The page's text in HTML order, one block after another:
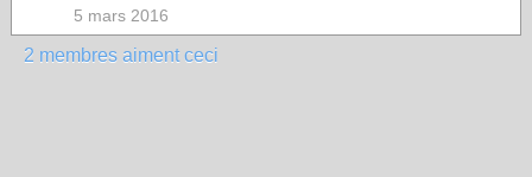
5 mars 2016
2 membres aiment ceci